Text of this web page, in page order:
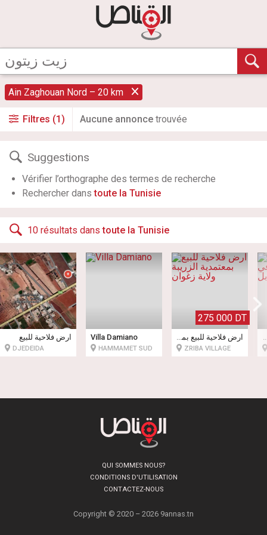
Ain Zaghouan Nord – 20 km
Filtres (1) Aucune annonce trouvée
Suggestions
Vérifier l’orthographe des termes de recherche
Rechercher danstoute la Tunisie
10 résultats danstoute la Tunisie
ارض فلاحية للبيع
DJEDEIDA
Villa Damiano
HAMMAMET SUD
275 000 DT
ZRIBA VILLAGE
QUI SOMMES NOUS?
CONDITIONS D'UTILISATION
CONTACTEZ-NOUS
Copyright © 2020 – 2026 9annas.tn